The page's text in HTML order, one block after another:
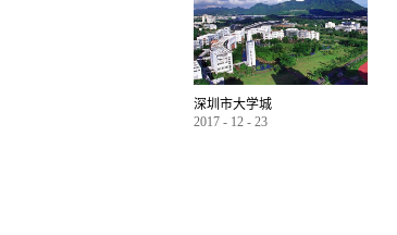
深圳市大学城
2017 - 12 - 23